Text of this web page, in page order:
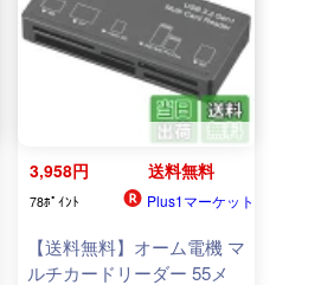
3,958円 送料無料
78ﾎﾟｲﾝﾄ Plus1マーケット
【送料無料】オーム電機 マ
ルチカードリーダー 55メ